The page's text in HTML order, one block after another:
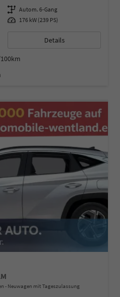
Getriebe Autom. 6-Gang
Leistung 176 kW (239 PS)
Details
Neuwagen mit Tageszulassung